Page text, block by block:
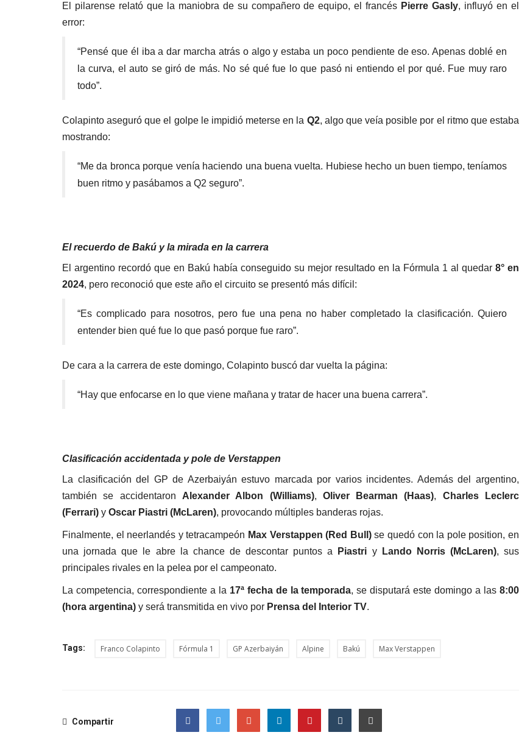
El pilarense relató que la maniobra de su compañero de equipo, el francés Pierre Gasly, influyó en el
error:
“Pensé que él iba a dar marcha atrás o algo y estaba un poco pendiente de eso. Apenas doblé en
la curva, el auto se giró de más. No sé qué fue lo que pasó ni entiendo el por qué. Fue muy raro
todo”.
Colapinto aseguró que el golpe le impidió meterse en la Q2, algo que veía posible por el ritmo que estaba
mostrando:
“Me da bronca porque venía haciendo una buena vuelta. Hubiese hecho un buen tiempo, teníamos
buen ritmo y pasábamos a Q2 seguro”.
El recuerdo de Bakú y la mirada en la carrera
El argentino recordó que en Bakú había conseguido su mejor resultado en la Fórmula 1 al quedar 8° en
2024, pero reconoció que este año el circuito se presentó más difícil:
“Es complicado para nosotros, pero fue una pena no haber completado la clasificación. Quiero
entender bien qué fue lo que pasó porque fue raro”.
De cara a la carrera de este domingo, Colapinto buscó dar vuelta la página:
“Hay que enfocarse en lo que viene mañana y tratar de hacer una buena carrera”.
Clasificación accidentada y pole de Verstappen
La clasificación del GP de Azerbaiyán estuvo marcada por varios incidentes. Además del argentino,
también se accidentaron Alexander Albon (Williams), Oliver Bearman (Haas), Charles Leclerc
(Ferrari) y Oscar Piastri (McLaren), provocando múltiples banderas rojas.
Finalmente, el neerlandés y tetracampeón Max Verstappen (Red Bull)se quedó con la pole position, en
una jornada que le abre la chance de descontar puntos a
Piastri y Lando Norris (McLaren), sus
principales rivales en la pelea por el campeonato.
La competencia, correspondiente a la 17ª fecha de la temporada, se disputará este domingo a las 8:00
(hora argentina) y será transmitida en vivo por Prensa del Interior TV.
Tags: Franco Colapinto Fórmula 1 GP Azerbaiyán Alpine Bakú Max Verstappen
Compartir